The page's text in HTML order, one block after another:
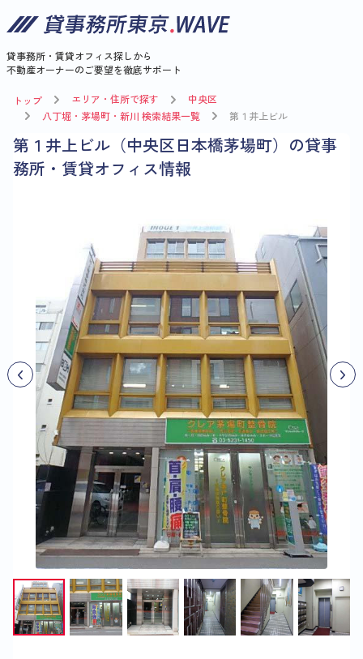
貸事務所・賃貸オフィス探しから
不動産オーナーのご要望を徹底サポート
トップ エリア・住所で探す
中央区
八丁堀・茅場町・新川 検索結果一覧
第１井上ビル
第１井上ビル（中央区日本橋茅場町）の貸事
務所・賃貸オフィス情報